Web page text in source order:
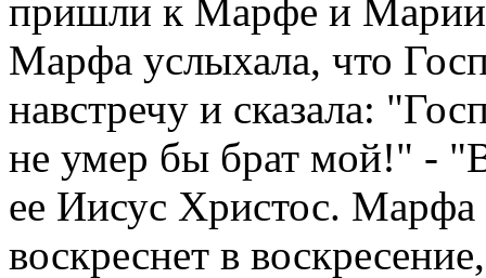
пришли к Марфе и Марии
Марфа услыхала, что
навстречу и сказала:
не умер бы брат мой!" -
ее Иисус Христос. Марфа
воскреснет в